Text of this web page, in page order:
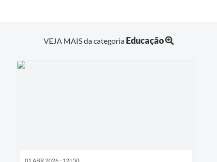
VEJA MAIS da categoria Educação
01 ABR 2026 - 12h50